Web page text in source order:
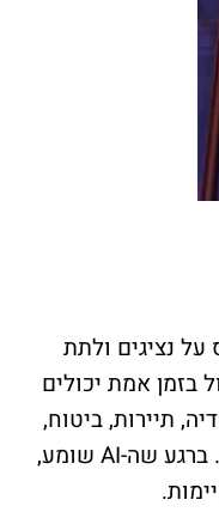
נציגים ולתת
בזמן אמת יכולים
תיירות, ביטוח,
ברגע שה-AI שומע,